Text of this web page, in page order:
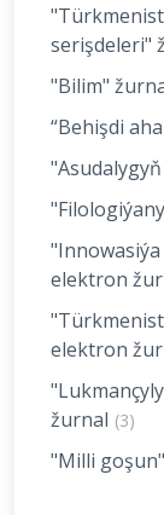
serişdeleri"
"Bilim"
“Behişdi
elektron
elektron
žurnal (3)
"Milli